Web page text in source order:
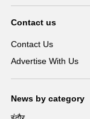
Contact us
Contact Us
Advertise With Us
News by category